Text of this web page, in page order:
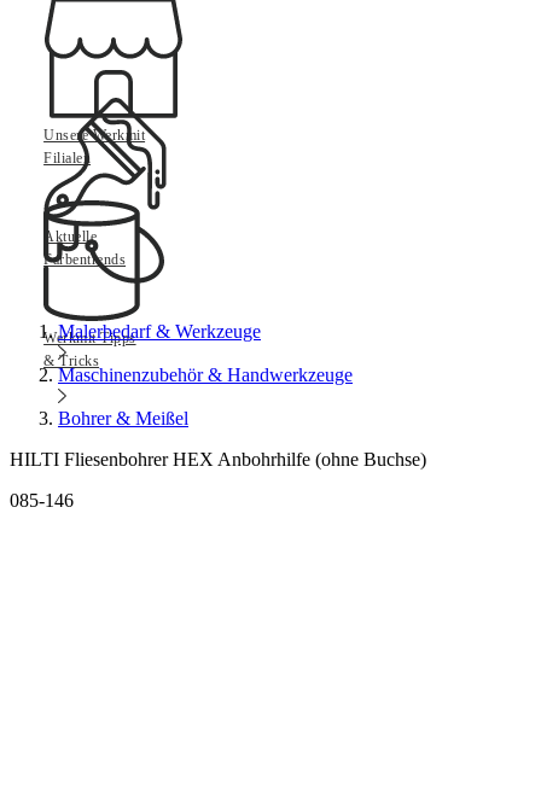
Unsere Werkmit
Filialen
Aktuelle
Farbentrends
Werkmit Tipps
& Tricks
Malerbedarf & Werkzeuge
Maschinenzubehör & Handwerkzeuge
Bohrer & Meißel
HILTI Fliesenbohrer HEX Anbohrhilfe (ohne Buchse)
085-146